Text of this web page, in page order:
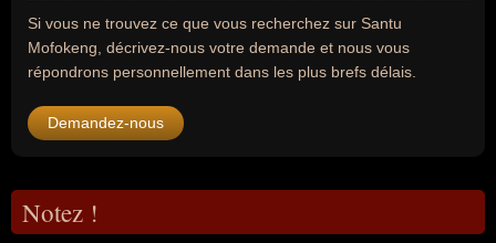
Si vous ne trouvez ce que vous recherchez sur Santu
Mofokeng, décrivez-nous votre demande et nous vous
répondrons personnellement dans les plus brefs délais.
Demandez-nous
Notez !